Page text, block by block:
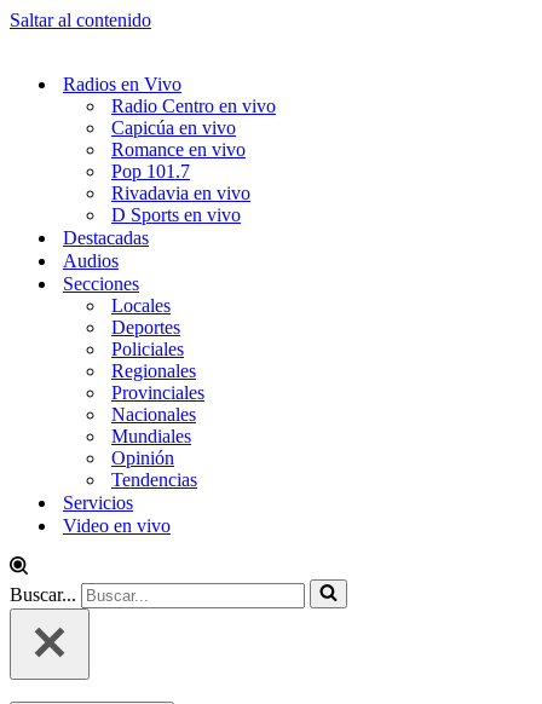
Saltar al contenido
Radios en Vivo
Radio Centro en vivo
Capicúa en vivo
Romance en vivo
Pop 101.7
Rivadavia en vivo
D Sports en vivo
Destacadas
Audios
Secciones
Locales
Deportes
Policiales
Regionales
Provinciales
Nacionales
Mundiales
Opinión
Tendencias
Servicios
Video en vivo
Buscar...